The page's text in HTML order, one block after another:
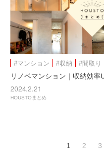
#マンション #収納 #間取り
リノベマンション｜収納効率
2024.2.21
HOUSTOまとめ
1 2 3